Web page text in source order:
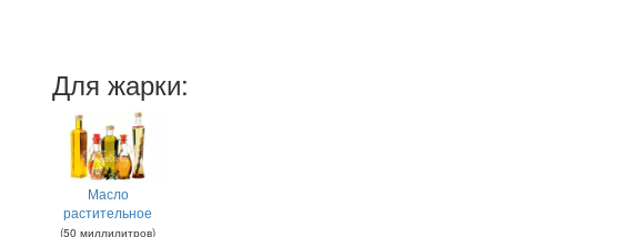
Для жарки:
Масло
растительное
(50 миллилитров)